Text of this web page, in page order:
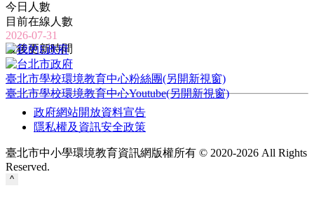
今日人數
目前在線人數
2026-07-31
最後更新時間
臺北市學校環境教育中心粉絲團(另開新視窗)
臺北市學校環境教育中心Youtube(另開新視窗)
政府網站開放資料宣告
隱私權及資訊安全政策
臺北市中小學環境教育資訊網版權所有 © 2020-2026 All Rights
Reserved.